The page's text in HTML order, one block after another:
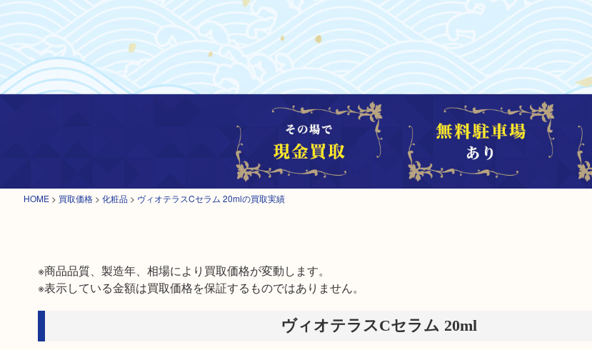
HOME > 買取価格 > 化粧品 > ヴィオテラスCセラム 20mlの買取実績
※商品品質、製造年、相場により買取価格が変動します。
※表示している金額は買取価格を保証するものではありません。
ヴィオテラスCセラム 20ml